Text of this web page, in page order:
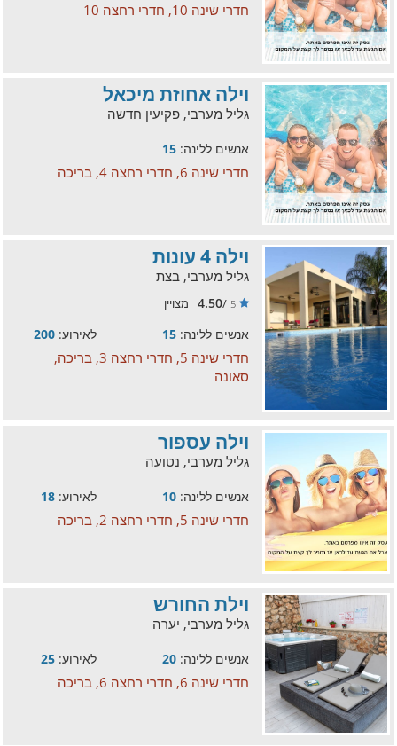
חדרי שינה 10, חדרי רחצה 10
וילה אחוזת מיכאל
גליל מערבי, פקיעין חדשה
אנשים ללינה: 15
חדרי שינה 6, חדרי רחצה 4, בריכה
וילה 4 עונות
גליל מערבי, בצת
5
/
4.50 מצויין
אנשים ללינה: 15 לאירוע: 200
חדרי שינה 5, חדרי רחצה 3, בריכה,
סאונה
וילה עספור
גליל מערבי, נטועה
אנשים ללינה: 10 לאירוע: 18
חדרי שינה 5, חדרי רחצה 2, בריכה
וילת החורש
גליל מערבי, יערה
אנשים ללינה: 20 לאירוע: 25
חדרי שינה 6, חדרי רחצה 6, בריכה